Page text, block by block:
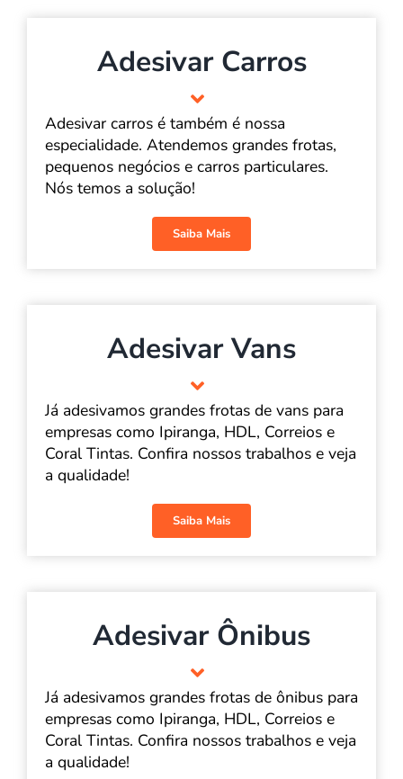
Adesivar Carros
Adesivar carros é também é nossa
especialidade. Atendemos grandes frotas,
pequenos negócios e carros particulares.
Nós temos a solução!
Saiba Mais
Adesivar Vans
Já adesivamos grandes frotas de vans para
empresas como Ipiranga, HDL, Correios e
Coral Tintas. Confira nossos trabalhos e veja
a qualidade!
Saiba Mais
Adesivar Ônibus
Já adesivamos grandes frotas de ônibus para
empresas como Ipiranga, HDL, Correios e
Coral Tintas. Confira nossos trabalhos e veja
a qualidade!